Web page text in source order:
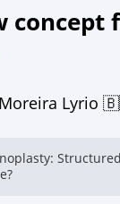
Lyrio